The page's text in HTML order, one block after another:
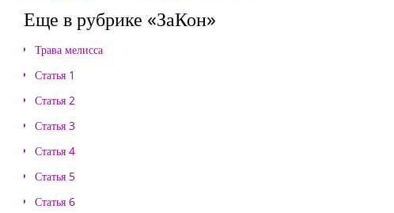
Еще в рубрике «ЗаКон»
Трава мелисса
Статья 1
Статья 2
Статья 3
Статья 4
Статья 5
Статья 6